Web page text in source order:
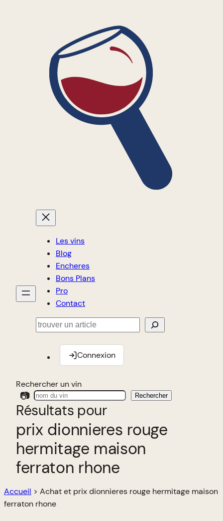
Les vins
Blog
Encheres
Bons Plans
Pro
Contact
Rechercher
Connexion
Rechercher un vin
📷 Rechercher
Résultats pour
prix dionnieres rouge
hermitage maison
ferraton rhone
Accueil > Achat et prix dionnieres rouge hermitage maison
ferraton rhone